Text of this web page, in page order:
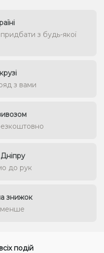
з будь-якої
з вами
до рук
знижок
менше
подій